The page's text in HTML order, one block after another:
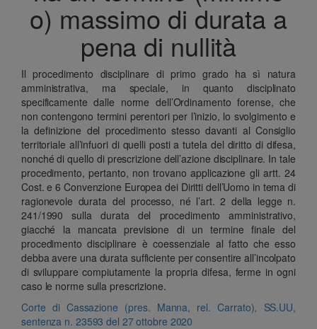
o) massimo di durata a
pena di nullità
Il procedimento disciplinare di primo grado ha sì natura
amministrativa, ma speciale, in quanto disciplinato
specificamente dalle norme dell’Ordinamento forense, che
non contengono termini perentori per l’inizio, lo svolgimento e
la definizione del procedimento stesso davanti al Consiglio
territoriale all’infuori di quelli posti a tutela del diritto di difesa,
nonché di quello di prescrizione dell’azione disciplinare. In tale
procedimento, pertanto, non trovano applicazione gli artt. 24
Cost. e 6 Convenzione Europea dei Diritti dell’Uomo in tema di
ragionevole durata del processo, né l’art. 2 della legge n.
241/1990 sulla durata del procedimento amministrativo,
giacché la mancata previsione di un termine finale del
procedimento disciplinare è coessenziale al fatto che esso
debba avere una durata sufficiente per consentire all’incolpato
di sviluppare compiutamente la propria difesa, ferme in ogni
caso le norme sulla prescrizione.
Corte di Cassazione (pres. Manna, rel. Carrato), SS.UU,
sentenza n. 23593 del 27 ottobre 2020